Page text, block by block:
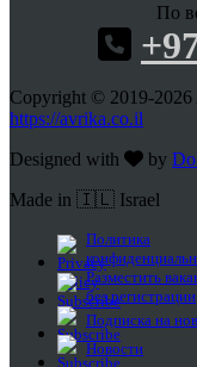
По
Copyright © 2019-
https://avrika.co.il
Designed with
by
Made in 🇮🇱 Israel
Политика
Разместить
без регистрации
Подписка на
Новости